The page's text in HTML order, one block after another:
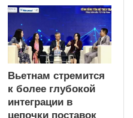
Вьетнам стремится
к более глубокой
интеграции в
цепочки поставок